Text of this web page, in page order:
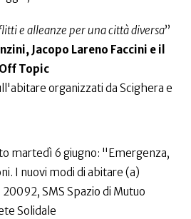
e alleanze per una città diversa”
Jacopo Lareno Faccini e il
Topic
organizzati da Scighera e
martedì 6 giugno: "Emergenza,
I nuovi modi di abitare (a)
SMS Spazio di Mutuo
Solidale